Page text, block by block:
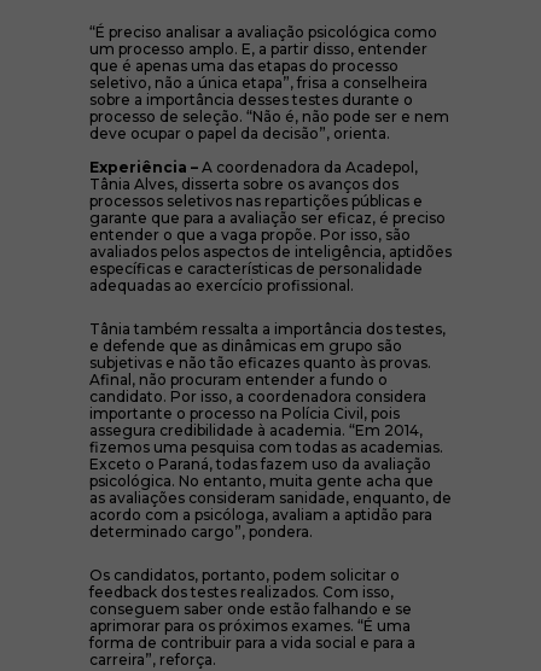
“É preciso analisar a avaliação psicológica como
um processo amplo. E, a partir disso, entender
que é apenas uma das etapas do processo
seletivo, não a única etapa”, frisa a conselheira
sobre a importância desses testes durante o
processo de seleção. “Não é, não pode ser e nem
deve ocupar o papel da decisão”, orienta.
Experiência – A coordenadora da Acadepol,
Tânia Alves, disserta sobre os avanços dos
processos seletivos nas repartições públicas e
garante que para a avaliação ser eficaz, é preciso
entender o que a vaga propõe. Por isso, são
avaliados pelos aspectos de inteligência, aptidões
específicas e características de personalidade
adequadas ao exercício profissional.
Tânia também ressalta a importância dos testes,
e defende que as dinâmicas em grupo são
subjetivas e não tão eficazes quanto às provas.
Afinal, não procuram entender a fundo o
candidato. Por isso, a coordenadora considera
importante o processo na Polícia Civil, pois
assegura credibilidade à academia. “Em 2014,
fizemos uma pesquisa com todas as academias.
Exceto o Paraná, todas fazem uso da avaliação
psicológica. No entanto, muita gente acha que
as avaliações consideram sanidade, enquanto, de
acordo com a psicóloga, avaliam a aptidão para
determinado cargo”, pondera.
Os candidatos, portanto, podem solicitar o
feedback dos testes realizados. Com isso,
conseguem saber onde estão falhando e se
aprimorar para os próximos exames. “É uma
forma de contribuir para a vida social e para a
carreira”, reforça.